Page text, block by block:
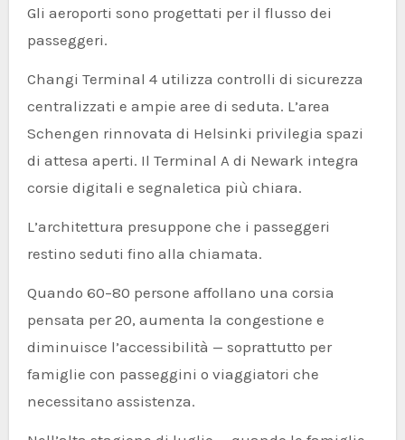
Gli aeroporti sono progettati per il flusso dei
passeggeri.
Changi Terminal 4 utilizza controlli di sicurezza
centralizzati e ampie aree di seduta. L’area
Schengen rinnovata di Helsinki privilegia spazi
di attesa aperti. Il Terminal A di Newark integra
corsie digitali e segnaletica più chiara.
L’architettura presuppone che i passeggeri
restino seduti fino alla chiamata.
Quando 60–80 persone affollano una corsia
pensata per 20, aumenta la congestione e
diminuisce l’accessibilità — soprattutto per
famiglie con passeggini o viaggiatori che
necessitano assistenza.